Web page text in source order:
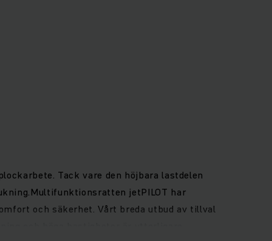
Tack vare den höjbara lastdelen
jetPILOT har
och säkerhet. Vårt breda utbud av tillval